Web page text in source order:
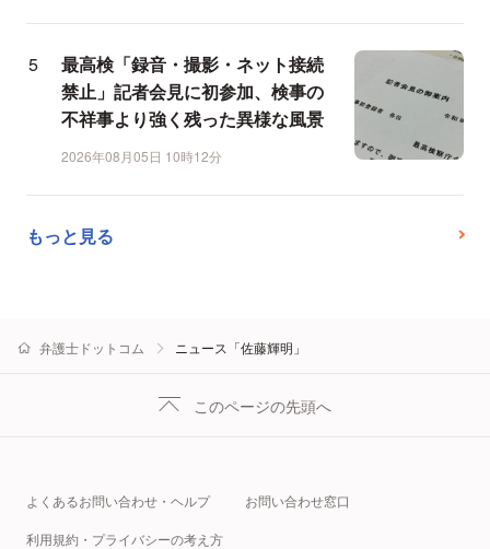
最高検「録音・撮影・ネット接続
禁止」記者会見に初参加、検事の
不祥事より強く残った異様な風景
2026年08月05日 10時12分
もっと見る
弁護士ドットコム ニュース「佐藤輝明」
このページの先頭へ
よくあるお問い合わせ・ヘルプ お問い合わせ窓口
利用規約・プライバシーの考え方